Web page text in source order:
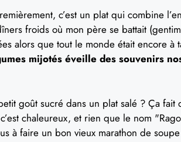
c’est un plat qui combine
froids où mon père se battait
alors que tout le monde était encore à
mijotés éveille des souvenirs
goût sucré dans un plat salé ? Ça
chaleureux, et rien que le nom
à faire un bon vieux marathon de soupe